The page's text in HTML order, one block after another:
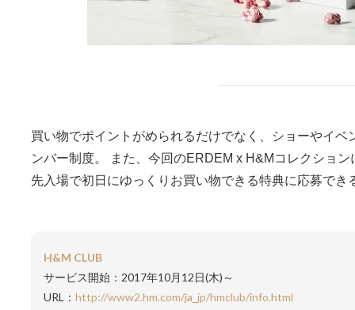
買い物でポイントがめられるだけでなく、ショーやイ
ンバー制度。 また、今回のERDEM x H&Mコレクショ
先入場で初日にゆっくりお買い物できる特典に応募でき
H&M CLUB
サービス開始：2017年10月12日(木)～
URL： http://www2.hm.com/ja_jp/hmclub/info.html